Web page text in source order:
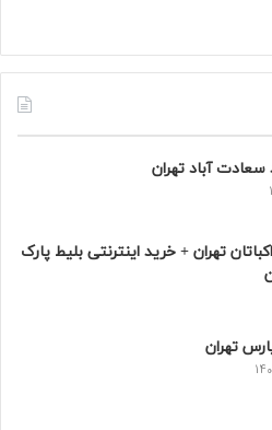
سعادت‌ آباد تهران
تهران + خرید اینترنتی بلیط پارک
تهران